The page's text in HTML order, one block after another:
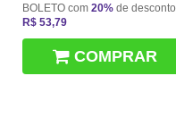
BOLETO com 20% de desconto
R$ 53,79
COMPRAR